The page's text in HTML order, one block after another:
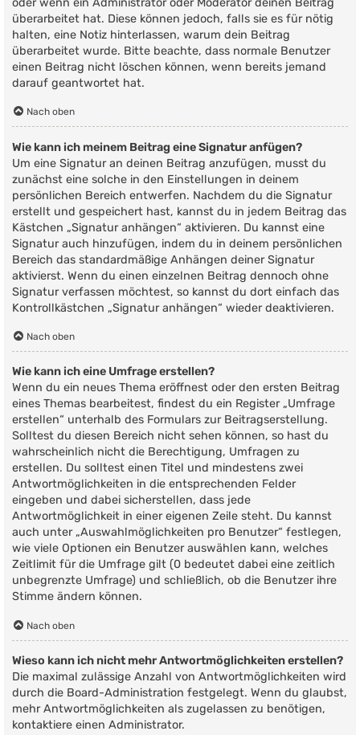
oder wenn ein Administrator oder Moderator deinen Beitrag
überarbeitet hat. Diese können jedoch, falls sie es für nötig
halten, eine Notiz hinterlassen, warum dein Beitrag
überarbeitet wurde. Bitte beachte, dass normale Benutzer
einen Beitrag nicht löschen können, wenn bereits jemand
darauf geantwortet hat.
Nach oben
Wie kann ich meinem Beitrag eine Signatur anfügen?
Um eine Signatur an deinen Beitrag anzufügen, musst du
zunächst eine solche in den Einstellungen in deinem
persönlichen Bereich entwerfen. Nachdem du die Signatur
erstellt und gespeichert hast, kannst du in jedem Beitrag das
Kästchen „Signatur anhängen“ aktivieren. Du kannst eine
Signatur auch hinzufügen, indem du in deinem persönlichen
Bereich das standardmäßige Anhängen deiner Signatur
aktivierst. Wenn du einen einzelnen Beitrag dennoch ohne
Signatur verfassen möchtest, so kannst du dort einfach das
Kontrollkästchen „Signatur anhängen“ wieder deaktivieren.
Nach oben
Wie kann ich eine Umfrage erstellen?
Wenn du ein neues Thema eröffnest oder den ersten Beitrag
eines Themas bearbeitest, findest du ein Register „Umfrage
erstellen“ unterhalb des Formulars zur Beitragserstellung.
Solltest du diesen Bereich nicht sehen können, so hast du
wahrscheinlich nicht die Berechtigung, Umfragen zu
erstellen. Du solltest einen Titel und mindestens zwei
Antwortmöglichkeiten in die entsprechenden Felder
eingeben und dabei sicherstellen, dass jede
Antwortmöglichkeit in einer eigenen Zeile steht. Du kannst
auch unter „Auswahlmöglichkeiten pro Benutzer“ festlegen,
wie viele Optionen ein Benutzer auswählen kann, welches
Zeitlimit für die Umfrage gilt (0 bedeutet dabei eine zeitlich
unbegrenzte Umfrage) und schließlich, ob die Benutzer ihre
Stimme ändern können.
Nach oben
Wieso kann ich nicht mehr Antwortmöglichkeiten erstellen?
Die maximal zulässige Anzahl von Antwortmöglichkeiten wird
durch die Board-Administration festgelegt. Wenn du glaubst,
mehr Antwortmöglichkeiten als zugelassen zu benötigen,
kontaktiere einen Administrator.